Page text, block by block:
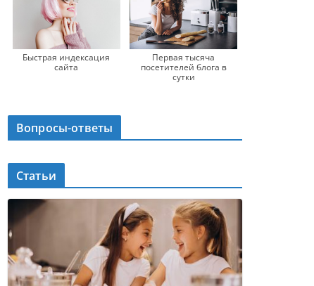
Быстрая индексация
сайта
Первая тысяча
посетителей блога в
сутки
Вопросы-ответы
Статьи